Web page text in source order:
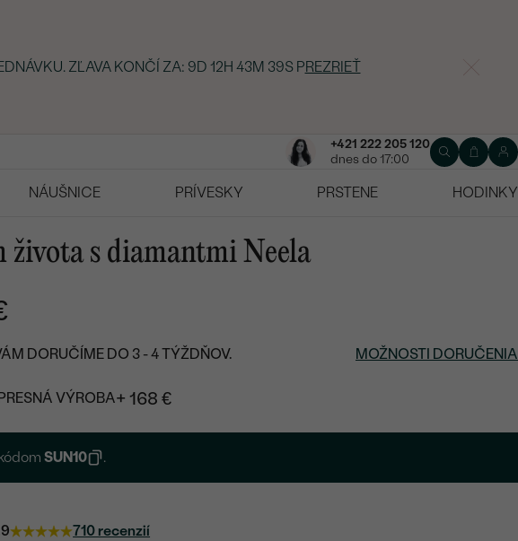
ZĽAVA KONČÍ ZA: 9D 12H 43M 38SPREZRIEŤ
+421 222 205 120
dnes do 17:00
NÁUŠNICE PRÍVESKY PRSTENE
HODINKY
života s diamantmi Neela
DORUČÍME DO 3 - 4 TÝŽDŇOV. MOŽNOSTI DORUČENIA
VÝROBA+ 168 €
SUN10 .
710 recenzií